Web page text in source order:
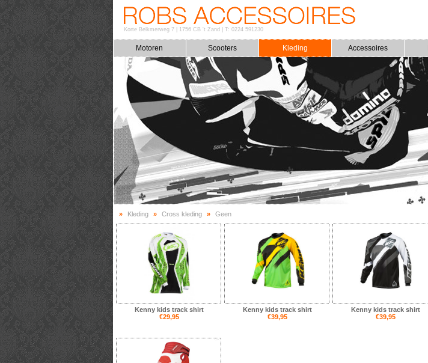
Korte Belkmerweg 7| 1756 CB 't Zand T: 0224 591230
Motoren Scooters Kleding Accessoires
» Kleding » Cross kleding » Geen
Kenny kids track shirt
€29,95
Kenny kids track shirt
€39,95
Kenny kids track shirt
€39,95